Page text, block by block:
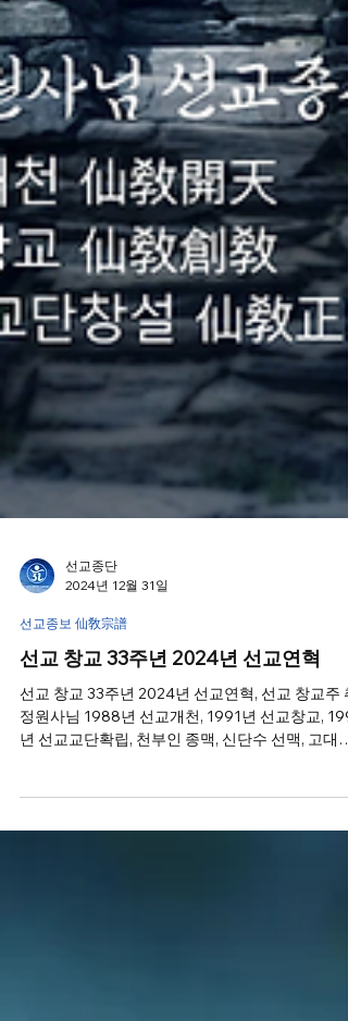
선교종단
2024년 12월 31일
선교종보 仙敎宗譜
선교 창교 33주년 2024년 선교연혁
선교 창교 33주년 2024년 선교연혁, 선교 창교주 취
년 선교교단확립, 천부인 종맥, 신단수 선맥, 고대선